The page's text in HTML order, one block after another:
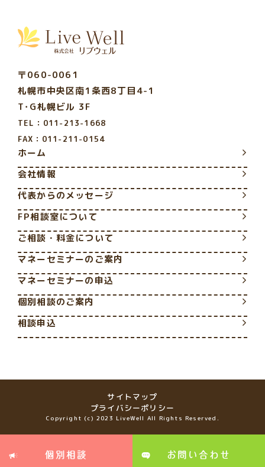
個別相談 お問い合わせ
〒060-0061
札幌市中央区南1条西8丁目4-1
T･G札幌ビル 3F
TEL：011-213-1668
FAX：011-211-0154
ホーム
会社情報
代表からのメッセージ
FP相談室について
ご相談・料金について
マネーセミナーのご案内
マネーセミナーの申込
個別相談のご案内
相談申込
サイトマップ
プライバシーポリシー
Copyright (c) 2023 LiveWell All Rights Reserved.